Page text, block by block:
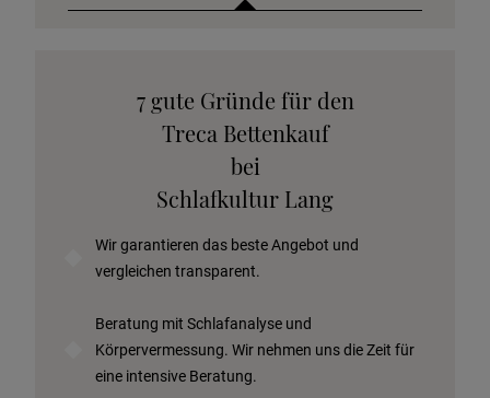
Stoffkollektion anfordern
Telefonische Beratung anfordern
Angebot anfordern
Probeschlafen im Hotel
7 gute Gründe für den
Treca Bettenkauf
bei
Schlafkultur Lang
Wir garantieren das beste Angebot und
vergleichen transparent.
Beratung mit Schlafanalyse und
Körpervermessung. Wir nehmen uns die Zeit für
eine intensive Beratung.